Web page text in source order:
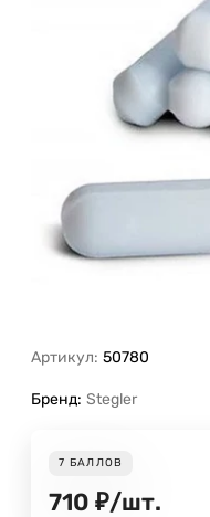
Артикул: 50780
Бренд: Stegler
7 БАЛЛОВ
710 ₽/шт.